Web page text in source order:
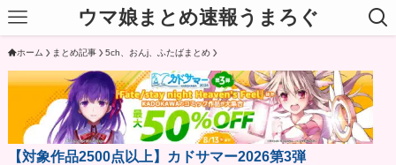
ウマ娘まとめ速報うまろぐ
ホーム まとめ記事 5ch、おんj、ふたばまとめ
【対象作品2500点以上】カドサマー2026第3弾